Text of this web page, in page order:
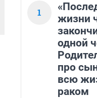
1
жизни
одной
про
всю
раком